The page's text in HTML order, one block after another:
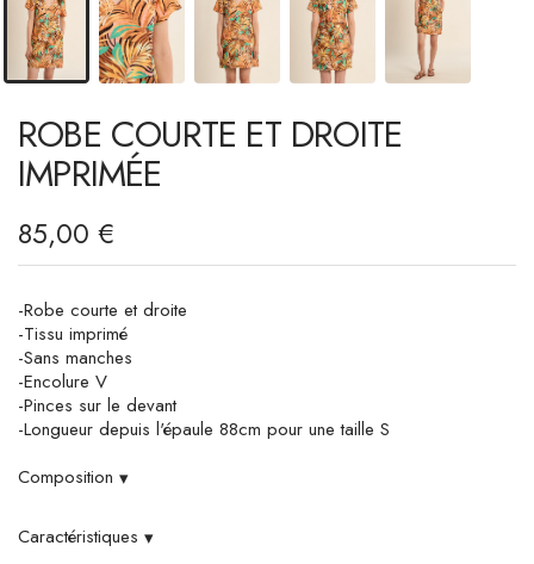
ROBE COURTE ET DROITE
IMPRIMÉE
85,00 €
-Robe courte et droite
-Tissu imprimé
-Sans manches
-Encolure V
-Pinces sur le devant
-Longueur depuis l'épaule 88cm pour une taille S
Composition ▾
Caractéristiques ▾